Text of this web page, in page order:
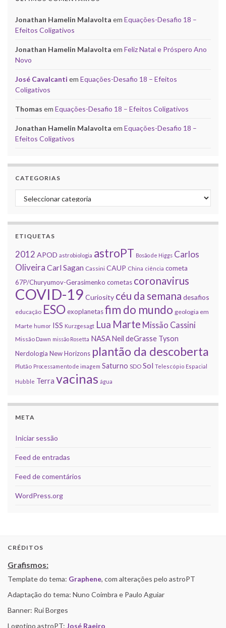
Jonathan Hamelin Malavolta em Equações-Desafio 18 –
Efeitos Coligativos
Jonathan Hamelin Malavolta em Feliz Natal e Próspero Ano
Novo
José Cavalcanti em Equações-Desafio 18 – Efeitos
Coligativos
Thomas em Equações-Desafio 18 – Efeitos Coligativos
Jonathan Hamelin Malavolta em Equações-Desafio 18 –
Efeitos Coligativos
CATEGORIAS
Categorias
ETIQUETAS
2012 APOD astrobiologia astroPT Bosão de Higgs Carlos
Oliveira Carl Sagan Cassini CAUP China ciência cometa
67P/Churyumov-Gerasimenko cometas coronavirus
COVID-19 Curiosity céu da semana desafios
educação ESOexoplanetasfim do mundo geologia em
Marte humor ISS Kurzgesagt Lua Marte Missão Cassini
Missão Dawn missão Rosetta NASANeil deGrasse Tyson
Nerdologia New Horizons plantão da descoberta
Plutão Processamento de imagem Saturno SDO Sol Telescópio Espacial
Hubble Terra vacinas água
META
Iniciar sessão
Feed de entradas
Feed de comentários
WordPress.org
CRÉDITOS
Grafismos:
Template do tema: Graphene, com alterações pelo astroPT
Adaptação do tema: Nuno Coimbra e Paulo Aguiar
Banner: Rui Borges
Logotipo astroPT: José Raeiro